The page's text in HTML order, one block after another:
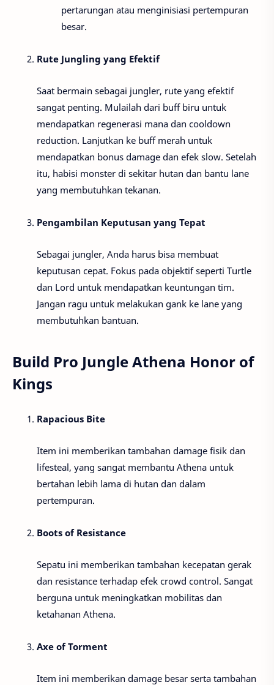
pertarungan atau menginisiasi pertempuran
besar.
Rute Jungling yang Efektif
Saat bermain sebagai jungler, rute yang efektif
sangat penting. Mulailah dari buff biru untuk
mendapatkan regenerasi mana dan cooldown
reduction. Lanjutkan ke buff merah untuk
mendapatkan bonus damage dan efek slow. Setelah
itu, habisi monster di sekitar hutan dan bantu lane
yang membutuhkan tekanan.
Pengambilan Keputusan yang Tepat
Sebagai jungler, Anda harus bisa membuat
keputusan cepat. Fokus pada objektif seperti Turtle
dan Lord untuk mendapatkan keuntungan tim.
Jangan ragu untuk melakukan gank ke lane yang
membutuhkan bantuan.
Build Pro Jungle Athena Honor of
Kings
Rapacious Bite
Item ini memberikan tambahan damage fisik dan
lifesteal, yang sangat membantu Athena untuk
bertahan lebih lama di hutan dan dalam
pertempuran.
Boots of Resistance
Sepatu ini memberikan tambahan kecepatan gerak
dan resistance terhadap efek crowd control. Sangat
berguna untuk meningkatkan mobilitas dan
ketahanan Athena.
Axe of Torment
Item ini memberikan damage besar serta tambahan